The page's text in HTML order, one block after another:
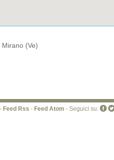
(Ve)
- Feed Rss - Feed Atom - Seguici su: